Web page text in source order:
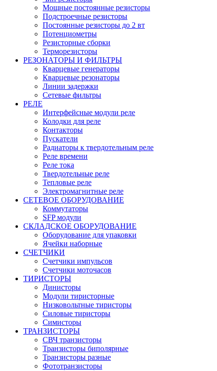
Мощные постоянные резисторы
Подстроечные резисторы
Постоянные резисторы до 2 вт
Потенциометры
Резисторные сборки
Терморезисторы
РЕЗОНАТОРЫ И ФИЛЬТРЫ
Кварцевые генераторы
Кварцевые резонаторы
Линии задержки
Сетевые фильтры
РЕЛЕ
Интерфейсные модули реле
Колодки для реле
Контакторы
Пускатели
Радиаторы к твердотельным реле
Реле времени
Реле тока
Твердотельные реле
Тепловые реле
Электромагнитные реле
СЕТЕВОЕ ОБОРУДОВАНИЕ
Коммутаторы
SFP модули
СКЛАДСКОЕ ОБОРУДОВАНИЕ
Оборудование для упаковки
Ячейки наборные
СЧЕТЧИКИ
Счетчики импульсов
Счетчики моточасов
ТИРИСТОРЫ
Динисторы
Модули тиристорные
Низковольтные тиристоры
Силовые тиристоры
Симисторы
ТРАНЗИСТОРЫ
СВЧ транзисторы
Транзисторы биполярные
Транзисторы разные
Фототранзисторы